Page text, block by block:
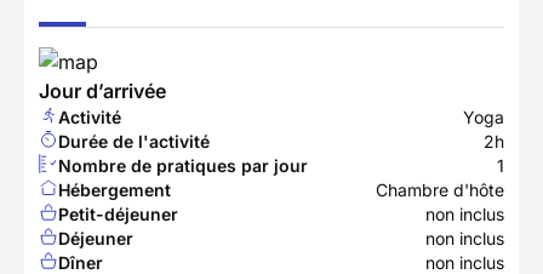
Jour d’arrivée
Activité
Yoga
Durée de l'activité
2h
Nombre de pratiques par jour
1
Hébergement
Chambre d'hôte
Petit-déjeuner
non inclus
Déjeuner
non inclus
Dîner
non inclus